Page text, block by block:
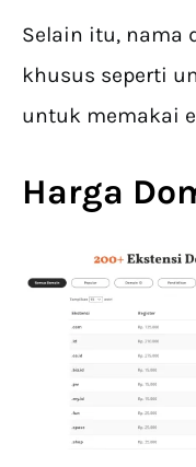
Selain itu, nama
khusus seperti
untuk memakai
Harga